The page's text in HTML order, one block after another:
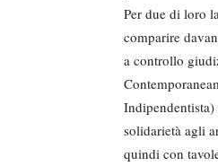
Per due di loro
comparire
a controllo
solidarietà agli
quindi con